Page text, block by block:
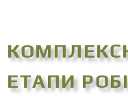
ЕТАПИ